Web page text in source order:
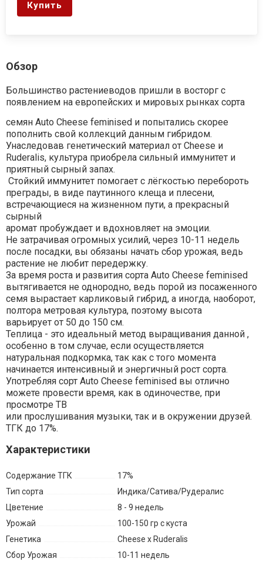
Купить
Обзор
Большинство растениеводов пришли в восторг с
появлением на европейских и мировых рынках сорта
семян Auto Cheese feminised и попытались скорее
пополнить свой коллекций данным гибридом.
Унаследовав генетический материал от Cheese и
Ruderalis, культура приобрела сильный иммунитет и
приятный сырный запах.
Стойкий иммунитет помогает с лёгкостью перебороть
преграды, в виде паутинного клеща и плесени,
встречающиеся на жизненном пути, а прекрасный
сырный
аромат пробуждает и вдохновляет на эмоции.
Не затрачивая огромных усилий, через 10-11 недель
после посадки, вы обязаны начать сбор урожая, ведь
растение не любит передержку.
За время роста и развития сорта Auto Cheese feminised
вытягивается не однородно, ведь порой из посаженного
семя вырастает карликовый гибрид, а иногда, наоборот,
полтора метровая культура, поэтому высота
варьирует от 50 до 150 см.
Теплица - это идеальный метод выращивания данной ,
особенно в том случае, если осуществляется
натуральная подкормка, так как с того момента
начинается интенсивный и энергичный рост сорта.
Употребляя сорт Auto Cheese feminised вы отлично
можете провести время, как в одиночестве, при
просмотре ТВ
или прослушивания музыки, так и в окружении друзей.
ТГК до 17%.
Характеристики
Содержание ТГК
17%
Тип сорта
Индика/Сатива/Рудералис
Цветение
8 - 9 недель
Урожай
100-150 гр с куста
Генетика
Cheese x Ruderalis
Сбор Урожая
10-11 недель